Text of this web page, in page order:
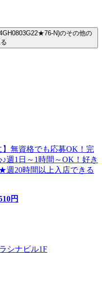
N)のその他の
】無資格でも応募OK！完
週1日～1時間～OK！好き
週20時間以上入店できる
円
シナビル1F